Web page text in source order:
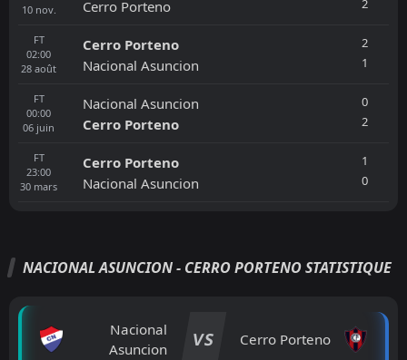
10 nov. Cerro Porteno 2
FT
02:00
28 août
Cerro Porteno
Nacional Asuncion
2
1
FT
00:00
06 juin
Nacional Asuncion
Cerro Porteno
0
2
FT
23:00
30 mars
Cerro Porteno
Nacional Asuncion
1
0
NACIONAL ASUNCION - CERRO PORTENO STATISTIQUE
Nacional
Asuncion
VS Cerro Porteno